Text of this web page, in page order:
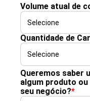
Volume atual de
Quantidade de
Queremos saber
algum produto
seu negócio?*